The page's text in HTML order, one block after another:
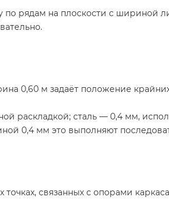
рядам на плоскости с шириной
0,60 м задаёт положение крайних
раскладкой; сталь — 0,4 мм,
0,4 мм это выполняют
связанных с опорами